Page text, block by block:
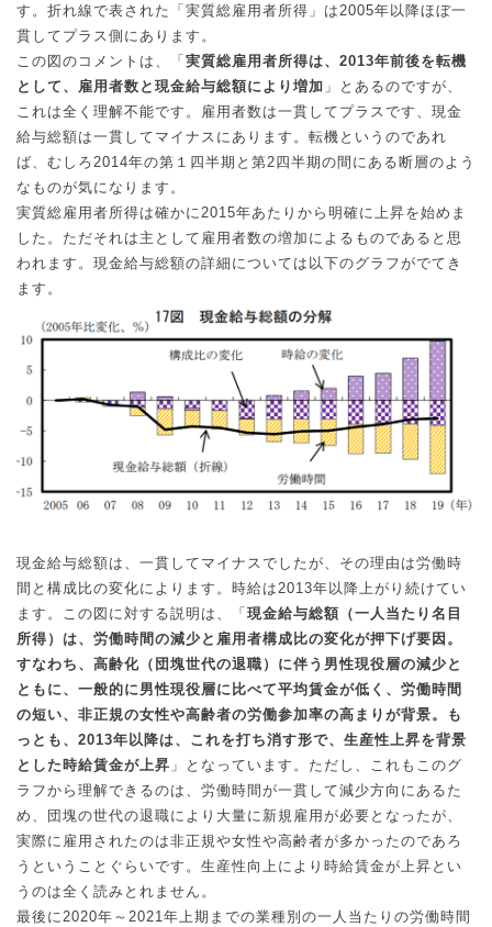
す。折れ線で表された「実質総雇用者所得」は2005年以降ほぼ一
貫してプラス側にあります。
この図のコメントは、「 実質総雇用者所得は、 2013年前後を転機
として、雇用者数と現金給与総額により増加 」とあるのですが、
これは全く理解不能です。雇用者数は一貫してプラスです、現金
給与総額は一貫してマイナスにあります。転機というのであれ
ば、むしろ2014年の第１四半期と第2 四半期の間にある断層のよう
なものが気になります。
実質総雇用者所得は確かに2015年あたりから明確に上昇を始めま
した。ただそれは主として雇用者数の増加によるものであると思
われます。現金給与総額の詳細については以下のグラフがでてき
ます。
現金給与総額は、一貫してマイナスでしたが、その理由は労働時
間と構成比の変化によります。時給は2013年以降上がり続けてい
ます。この図に対する説明は、「 現金給与総額（一人当たり名目
所得）は、労働時間の減少と雇用者構成比の変化が押下げ要因。
すなわち、高齢化（団塊世代の退職）に伴う男性現役層の減少と
ともに、一般的に男性現役層に比べて平均賃金が低く、労働時間
の短い、非正規の女性や高齢者の労働参加率の高まりが背景。も
っとも、 2013年以降は、これを打ち消す形で、生産性上昇を背景
とした時給賃金が上昇 」となっています。ただし、これもこのグ
ラフから理解できるのは、労働時間が一貫して減少方向にあるた
め、団塊の世代の退職により大量に新規雇用が必要となったが、
実際に雇用されたのは非正規や女性や高齢者が多かったのであろ
うということぐらいです。生産性向上により時給賃金が上昇とい
うのは全く読みとれません。
最後に2020年～ 2021年上期までの業種別の一人当たりの労働時間